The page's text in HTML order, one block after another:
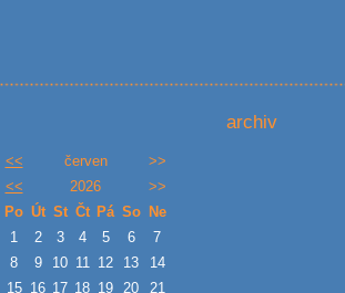
archiv
<< červen
>>
<<
2026
>>
Po Út St Čt Pá So
Ne
1
2 3 4 5 6
7
8
9 10 11 12 13
14
15 16 17 18 19 20
21